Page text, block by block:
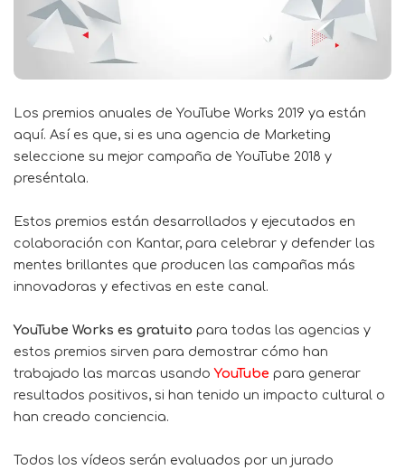
Los premios anuales de YouTube Works 2019 ya están
aquí. Así es que, si es una agencia de Marketing
seleccione su mejor campaña de YouTube 2018 y
preséntala.
Estos premios están desarrollados y ejecutados en
colaboración con Kantar, para celebrar y defender las
mentes brillantes que producen las campañas más
innovadoras y efectivas en este canal.
YouTube Works es gratuito para todas las agencias y
estos premios sirven para demostrar cómo han
trabajado las marcas usandoYouTube para generar
resultados positivos, si han tenido un impacto cultural o
han creado conciencia.
Todos los vídeos serán evaluados por un jurado